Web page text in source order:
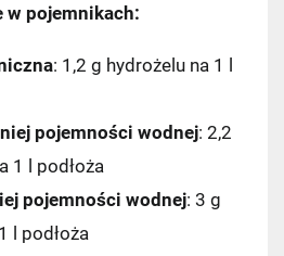
w pojemnikach:
: 1,2 g hydrożelu na 1 l
pojemności wodnej: 2,2
1 l podłoża
pojemności wodnej: 3 g
l podłoża